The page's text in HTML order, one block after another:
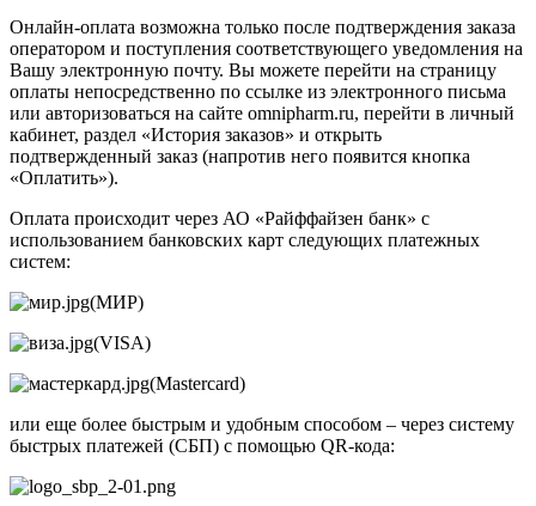
Онлайн-оплата возможна только после подтверждения заказа
оператором и поступления соответствующего уведомления на
Вашу электронную почту. Вы можете перейти на страницу
оплаты непосредственно по ссылке из электронного письма
или авторизоваться на сайте omnipharm.ru, перейти в личный
кабинет, раздел «История заказов» и открыть
подтвержденный заказ (напротив него появится кнопка
«Оплатить»).
Оплата происходит через АО «Райффайзен банк» с
использованием банковских карт следующих платежных
систем:
(МИР)
(VISA)
(Mastercard)
или еще более быстрым и удобным способом – через систему
быстрых платежей (СБП) с помощью QR-кода: